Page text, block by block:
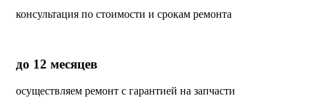
консультация по стоимости и срокам ремонта
до 12 месяцев
осуществляем ремонт с гарантией на запчасти